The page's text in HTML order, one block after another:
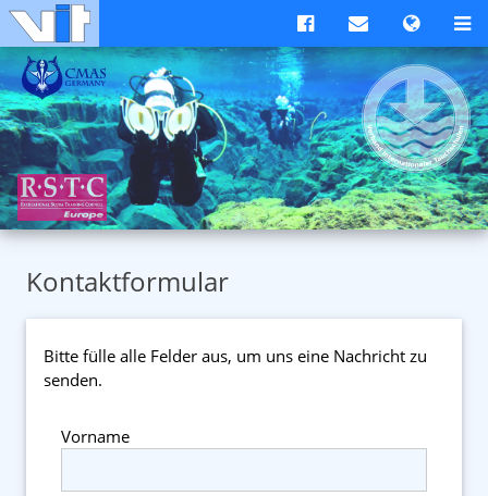
Kontaktformular
Bitte fülle alle Felder aus, um uns eine Nachricht zu
senden.
Vorname